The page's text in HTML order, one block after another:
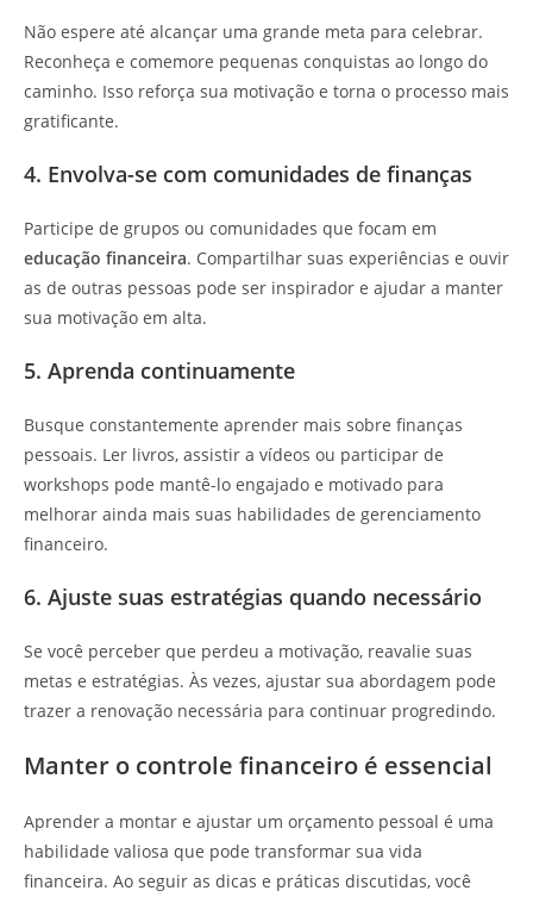
Não espere até alcançar uma grande meta para celebrar.
Reconheça e comemore pequenas conquistas ao longo do
caminho. Isso reforça sua motivação e torna o processo mais
gratificante.
4. Envolva-se com comunidades de finanças
Participe de grupos ou comunidades que focam em
educação financeira. Compartilhar suas experiências e ouvir
as de outras pessoas pode ser inspirador e ajudar a manter
sua motivação em alta.
5. Aprenda continuamente
Busque constantemente aprender mais sobre finanças
pessoais. Ler livros, assistir a vídeos ou participar de
workshops pode mantê-lo engajado e motivado para
melhorar ainda mais suas habilidades de gerenciamento
financeiro.
6. Ajuste suas estratégias quando necessário
Se você perceber que perdeu a motivação, reavalie suas
metas e estratégias. Às vezes, ajustar sua abordagem pode
trazer a renovação necessária para continuar progredindo.
Manter o controle financeiro é essencial
Aprender a montar e ajustar um orçamento pessoal é uma
habilidade valiosa que pode transformar sua vida
financeira. Ao seguir as dicas e práticas discutidas, você